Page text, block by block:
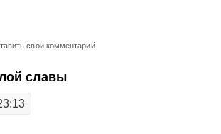
свой комментарий.
славы